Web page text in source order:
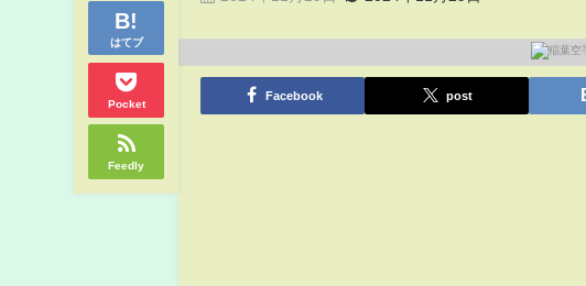
はてブ
Pocket
Feedly
Facebook post